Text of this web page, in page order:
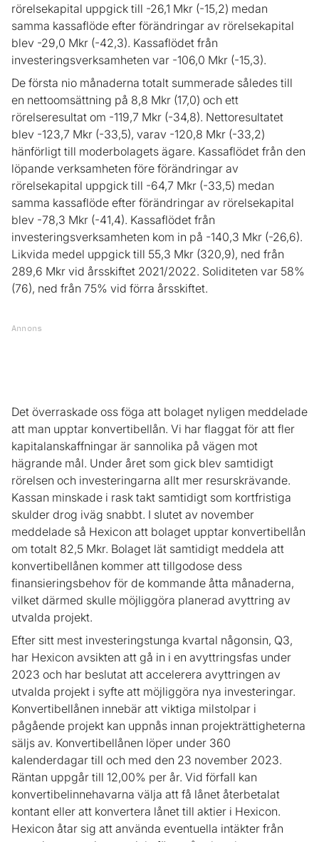
rörelsekapital uppgick till -26,1 Mkr (-15,2) medan
samma kassaflöde efter förändringar av rörelsekapital
blev -29,0 Mkr (-42,3). Kassaflödet från
investeringsverksamheten var -106,0 Mkr (-15,3).
De första nio månaderna totalt summerade således till
en nettoomsättning på 8,8 Mkr (17,0) och ett
rörelseresultat om -119,7 Mkr (-34,8). Nettoresultatet
blev -123,7 Mkr (-33,5), varav -120,8 Mkr (-33,2)
hänförligt till moderbolagets ägare. Kassaflödet från den
löpande verksamheten före förändringar av
rörelsekapital uppgick till -64,7 Mkr (-33,5) medan
samma kassaflöde efter förändringar av rörelsekapital
blev -78,3 Mkr (-41,4). Kassaflödet från
investeringsverksamheten kom in på -140,3 Mkr (-26,6).
Likvida medel uppgick till 55,3 Mkr (320,9), ned från
289,6 Mkr vid årsskiftet 2021/2022. Soliditeten var 58%
(76), ned från 75% vid förra årsskiftet.
Annons
Det överraskade oss föga att bolaget nyligen meddelade
att man upptar konvertibellån. Vi har flaggat för att fler
kapitalanskaffningar är sannolika på vägen mot
hägrande mål. Under året som gick blev samtidigt
rörelsen och investeringarna allt mer resurskrävande.
Kassan minskade i rask takt samtidigt som kortfristiga
skulder drog iväg snabbt. I slutet av november
meddelade så Hexicon att bolaget upptar konvertibellån
om totalt 82,5 Mkr. Bolaget lät samtidigt meddela att
konvertibellånen kommer att tillgodose dess
finansieringsbehov för de kommande åtta månaderna,
vilket därmed skulle möjliggöra planerad avyttring av
utvalda projekt.
Efter sitt mest investeringstunga kvartal någonsin, Q3,
har Hexicon avsikten att gå in i en avyttringsfas under
2023 och har beslutat att accelerera avyttringen av
utvalda projekt i syfte att möjliggöra nya investeringar.
Konvertibellånen innebär att viktiga milstolpar i
pågående projekt kan uppnås innan projekträttigheterna
säljs av. Konvertibellånen löper under 360
kalenderdagar till och med den 23 november 2023.
Räntan uppgår till 12,00% per år. Vid förfall kan
konvertibelinnehavarna välja att få lånet återbetalat
kontant eller att konvertera lånet till aktier i Hexicon.
Hexicon åtar sig att använda eventuella intäkter från